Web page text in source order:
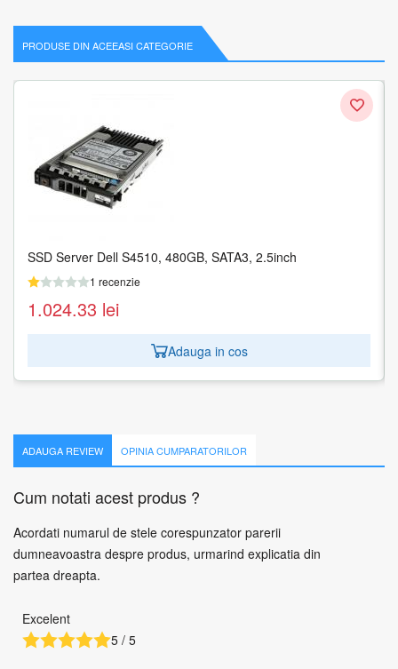
PRODUSE DIN ACEEASI CATEGORIE
SSD Server Dell S4510, 480GB, SATA3, 2.5inch
1 recenzie
1.024.33 lei
Adauga in cos
Hard Disk Server HPE Mission Critical 1.2TB, SAS, 2.5inch
1 recenzie
1.113.30 lei
Adauga in cos
ADAUGA REVIEW OPINIA CUMPARATORILOR
Cum notati acest produs ?
Acordati numarul de stele corespunzator parerii
dumneavoastra despre produs, urmarind explicatia din
partea dreapta.
Excelent
5 / 5